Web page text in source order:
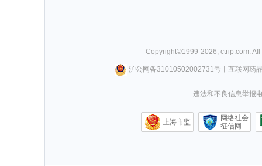
Copyright©1999-2026, ctrip.com.
沪公网备31010502002731号丨 互联网药
违法和不良信息举报
上海市监
网络社会
征信网